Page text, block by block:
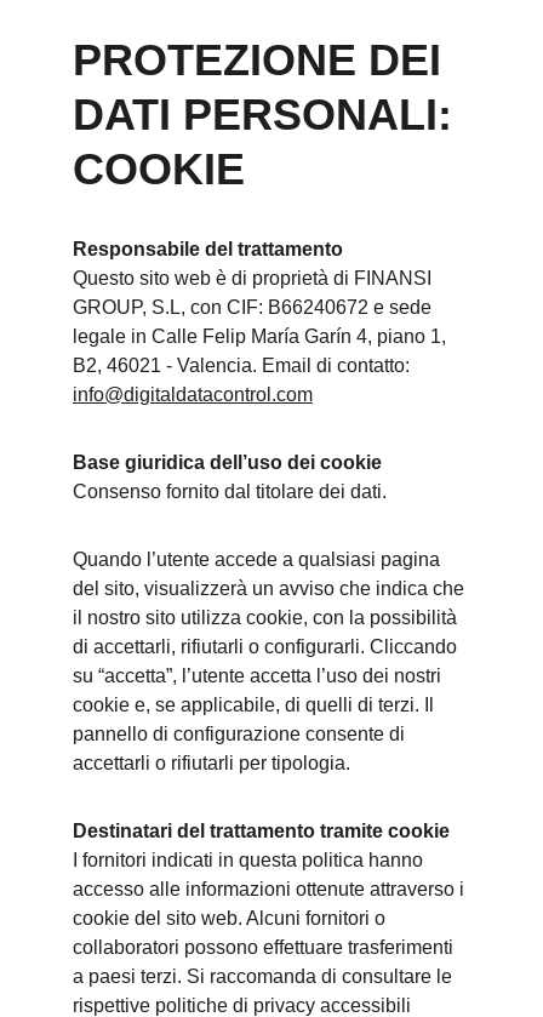
PROTEZIONE DEI
DATI PERSONALI:
COOKIE
Responsabile del trattamento
Questo sito web è di proprietà di FINANSI
GROUP, S.L, con CIF: B66240672 e sede
legale in Calle Felip María Garín 4, piano 1,
B2, 46021 - Valencia. Email di contatto:
info@digitaldatacontrol.com
Base giuridica dell’uso dei cookie
Consenso fornito dal titolare dei dati.
Quando l’utente accede a qualsiasi pagina
del sito, visualizzerà un avviso che indica che
il nostro sito utilizza cookie, con la possibilità
di accettarli, rifiutarli o configurarli. Cliccando
su “accetta”, l’utente accetta l’uso dei nostri
cookie e, se applicabile, di quelli di terzi. Il
pannello di configurazione consente di
accettarli o rifiutarli per tipologia.
Destinatari del trattamento tramite cookie
I fornitori indicati in questa politica hanno
accesso alle informazioni ottenute attraverso i
cookie del sito web. Alcuni fornitori o
collaboratori possono effettuare trasferimenti
a paesi terzi. Si raccomanda di consultare le
rispettive politiche di privacy accessibili